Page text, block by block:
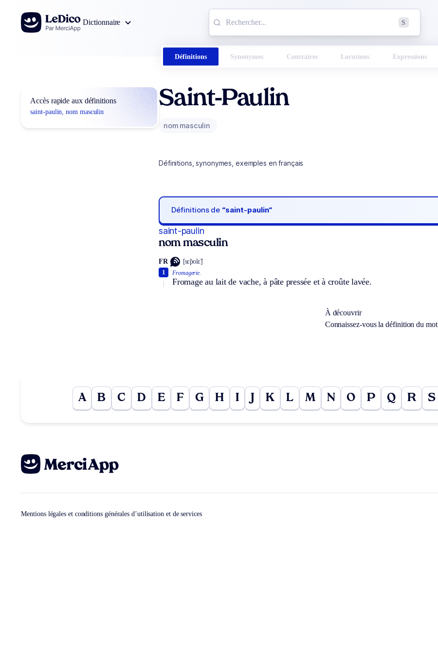
Aller au contenu
Dictionnaire
S
Définitions Synonymes Contraires Locutions Expressions
Accès rapide aux définitions
saint-paulin, nom masculin
Saint-Paulin
nom masculin
Définitions, synonymes, exemples en français
Définitions de “saint-paulin“
saint-paulin
nom masculin
FR [sɛ̃polɛ̃]
Fromagerie.
Fromage au lait de vache, à pâte pressée et à croûte lavée.
1
À découvrir
Connaissez-vous la définition du mot
A B C D E F G H I K L M N O P Q R S
Mentions légales et conditions générales d’utilisation et de services